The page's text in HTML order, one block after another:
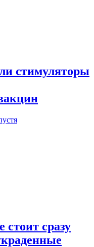
стимуляторы
стоит сразу